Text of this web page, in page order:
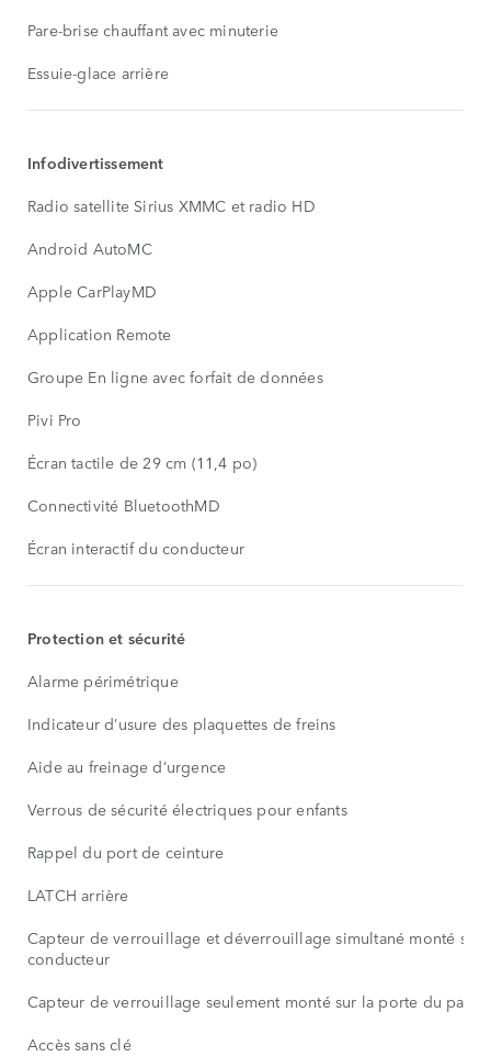
Pare-brise chauffant avec minuterie
Essuie-glace arrière
Infodivertissement
Radio satellite Sirius XMMC et radio HD
Android AutoMC
Apple CarPlayMD
Application Remote
Groupe En ligne avec forfait de données
Pivi Pro
Écran tactile de 29 cm (11,4 po)
Connectivité BluetoothMD
Écran interactif du conducteur
Protection et sécurité
Alarme périmétrique
Indicateur d’usure des plaquettes de freins
Aide au freinage d’urgence
Verrous de sécurité électriques pour enfants
Rappel du port de ceinture
LATCH arrière
Capteur de verrouillage et déverrouillage simultané monté sur
conducteur
Capteur de verrouillage seulement monté sur la porte du
Accès sans clé